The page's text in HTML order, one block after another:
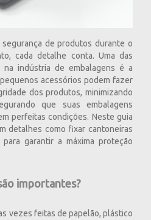
de produtos durante o
cada detalhe conta. Uma das
indústria de embalagens é a
acessórios podem fazer
dos produtos, minimizando
que suas embalagens
perfeitas condições. Neste guia
detalhes como fixar cantoneiras
garantir a máxima proteção
importantes?
vezes feitas de papelão, plástico